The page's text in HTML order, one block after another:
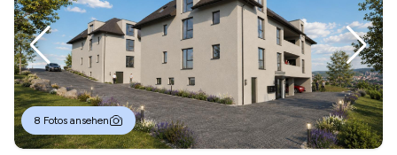
8 Fotos ansehen